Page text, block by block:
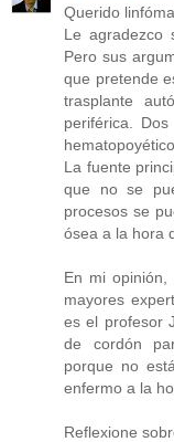
Querido
Le agradezco
Pero sus
que pretende
trasplante
periférica.
La fuente
que no se
procesos se
ósea a la hora
En mi
mayores
es el profesor
de cordón
porque no
enfermo a la
Reflexione